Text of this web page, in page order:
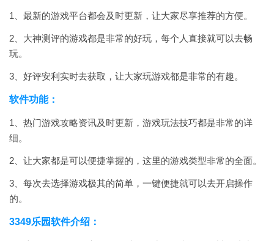
1、最新的游戏平台都会及时更新，让大家尽享推荐的方便。
2、大神测评的游戏都是非常的好玩，每个人直接就可以去畅
玩。
3、好评安利实时去获取，让大家玩游戏都是非常的有趣。
软件功能：
1、热门游戏攻略资讯及时更新，游戏玩法技巧都是非常的详
细。
2、让大家都是可以便捷掌握的，这里的游戏类型非常的全面。
3、每次去选择游戏极其的简单，一键便捷就可以去开启操作
的。
3349乐园软件介绍：